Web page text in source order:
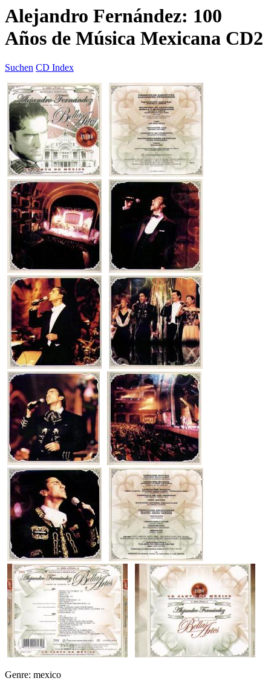
Alejandro Fernández: 100
Años de Música Mexicana CD2
Suchen CD Index
Genre: mexico